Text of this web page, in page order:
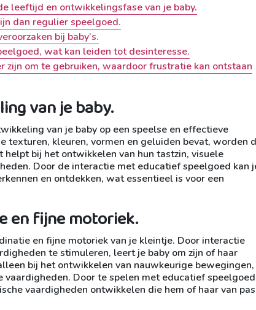
leeftijd en ontwikkelingsfase van je baby.
dan regulier speelgoed.
bij baby’s.
wat kan leiden tot desinteresse.
zijn om te gebruiken, waardoor frustratie kan ontstaan
van je baby.
van je baby op een speelse en effectieve
texturen, kleuren, vormen en geluiden bevat, worden
bij het ontwikkelen van hun tastzin, visuele
Door de interactie met educatief speelgoed kan
en ontdekken, wat essentieel is voor een
en fijne motoriek.
en fijne motoriek van je kleintje. Door interactie
te stimuleren, leert je baby om zijn of haar
bij het ontwikkelen van nauwkeurige bewegingen,
Door te spelen met educatief speelgoed
vaardigheden ontwikkelen die hem of haar van pas